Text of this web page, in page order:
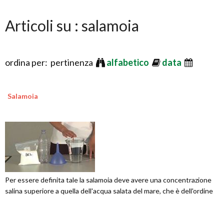
Articoli su : salamoia
ordina per: pertinenza alfabetico data
Salamoia
Per essere definita tale la salamoia deve avere una concentrazione
salina superiore a quella dell'acqua salata del mare, che è dell'ordine